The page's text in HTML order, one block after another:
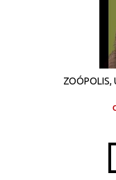
ZOÓPOLIS,